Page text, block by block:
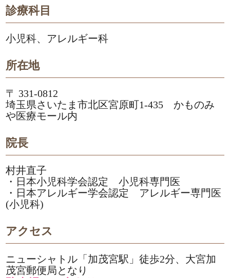
診療科目
小児科、アレルギー科
所在地
〒 331-0812
埼玉県さいたま市北区宮原町1-435 かものみ
や医療モール内
院長
村井直子
・日本小児科学会認定 小児科専門医
・日本アレルギー学会認定 アレルギー専門医
(小児科)
アクセス
ニューシャトル「加茂宮駅」徒歩2分、大宮加
茂宮郵便局となり